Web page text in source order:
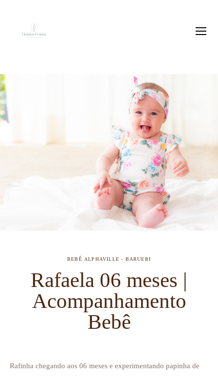
BEBÊ ALPHAVILLE - BARUERI
Rafaela 06 meses |
Acompanhamento
Bebê
Rafinha chegando aos 06 meses e experimentando papinha de